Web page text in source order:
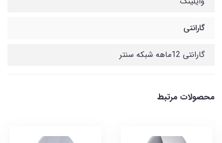
گارانتی
گارانتی 12ماهه شبکه سنتر
محصولات مرتبط